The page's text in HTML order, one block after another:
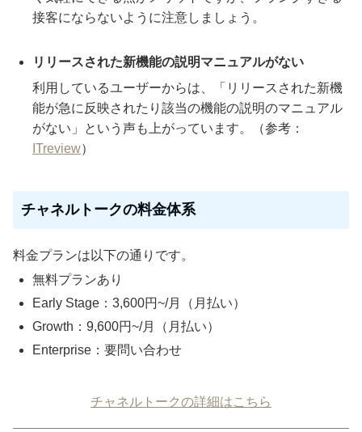
接客にならないように注意しましょう。
リリースされた新機能の説明マニュアルがない
利用しているユーザーからは、「リリースされた新機
能が急に反映されたり該当の機能の説明のマニュアル
がない」という声も上がっています。（参考：
ITreview）
チャネルトークの料金体系
料金プランは以下の通りです。
無料プランあり
Early Stage：3,600円~/月（月払い）
Growth：9,600円~/月（月払い）
Enterprise：要問い合わせ
チャネルトークの詳細はこちら